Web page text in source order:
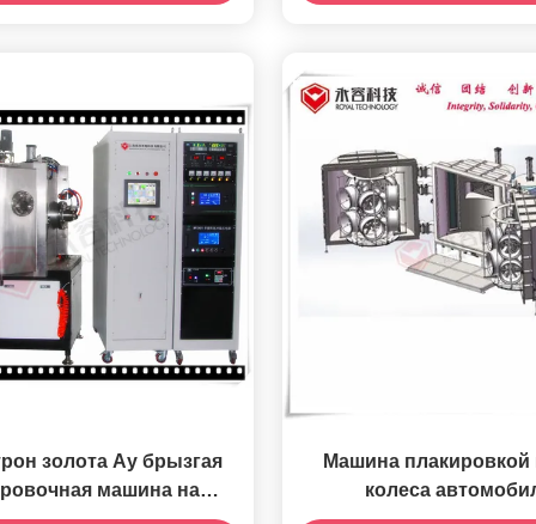
золота Ау брызгая
машина на
пластинах,
Машина плакировкой
колеса
оборудования